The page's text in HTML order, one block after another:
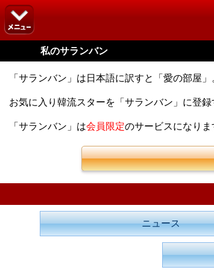
私のサランバン
「サランバン」は日本語に訳すと「愛の部屋」
お気に入り韓流スターを「サランバン」に登
「サランバン」は会員限定のサービスになりま
ニュース